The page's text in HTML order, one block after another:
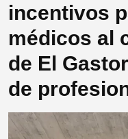
incentivos
médicos al
de El
de